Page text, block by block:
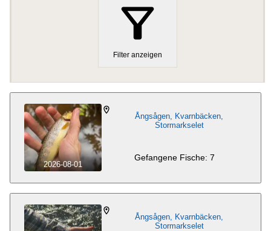
Filter anzeigen
2026-08-01
Ångsågen, Kvarnbäcken,
Stormarkselet
Gefangene Fische: 7
Ångsågen, Kvarnbäcken,
Stormarkselet